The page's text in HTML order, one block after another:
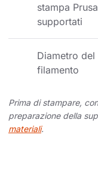
stampa Prusa
supportati
Diametro del
filamento
Prima di stampare,
preparazione della
materiali.